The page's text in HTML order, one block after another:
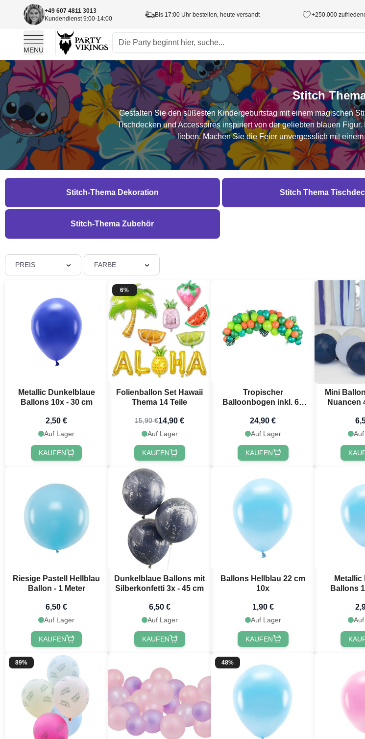
+49 607 4811 3013
Kundendienst 9:00-14:00
Bis 17:00 Uhr bestellen, heute versandt +250.000
MENU
Skip to Content
Stitch
Gestalten Sie den süßesten Kindergeburtstag mit einem magischen
Tischdecken und Accessoires inspiriert von der geliebten blauen
lieben. Machen Sie die Feier unvergesslich mit
Stitch-Thema Dekoration Stitch Thema
Stitch-Thema Zubehör
PREIS FARBE
Metallic Dunkelblaue
Ballons 10x - 30 cm
2,50 €
Auf Lager
KAUFEN
6%
Folienballon Set Hawaii
Thema 14 Teile
15,90 €14,90 €
Auf Lager
KAUFEN
Tropischer
Balloonbogen inkl. 60
24,90 €
Auf Lager
KAUFEN
Mini
Nuancen
Riesige Pastell Hellblau
Ballon - 1 Meter
6,50 €
Auf Lager
KAUFEN
Dunkelblaue Ballons mit
Silberkonfetti 3x - 45 cm
6,50 €
Auf Lager
KAUFEN
Ballons Hellblau 22 cm
10x
1,90 €
Auf Lager
KAUFEN
Metallic
Ballons
89% 48%